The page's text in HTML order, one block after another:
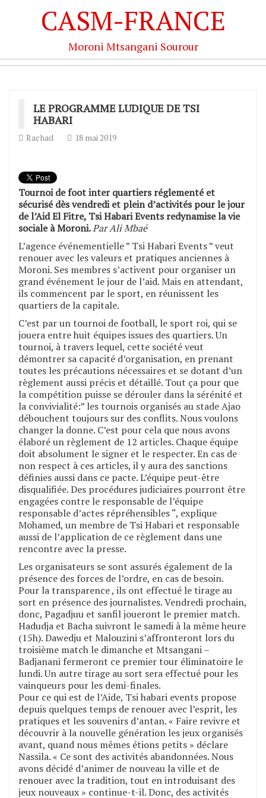
CASM-FRANCE
Moroni Mtsangani Sourour
LE PROGRAMME LUDIQUE DE TSI
HABARI
Rachad 18 mai 2019
Tournoi de foot inter quartiers réglementé et
sécurisé dès vendredi et plein d’activités pour le jour
de l’Aid El Fitre, Tsi Habari Events redynamise la vie
sociale à Moroni.Par Ali Mbaé
L’agence événementielle ” Tsi Habari Events ” veut
renouer avec les valeurs et pratiques anciennes à
Moroni. Ses membres s’activent pour organiser un
grand événement le jour de l’aid. Mais en attendant,
ils commencent par le sport, en réunissent les
quartiers de la capitale.
C’est par un tournoi de football, le sport roi, qui se
jouera entre huit équipes issues des quartiers. Un
tournoi, à travers lequel, cette société veut
démontrer sa capacité d’organisation, en prenant
toutes les précautions nécessaires et se dotant d’un
règlement aussi précis et détaillé. Tout ça pour que
la compétition puisse se dérouler dans la sérénité et
la convivialité:” les tournois organisés au stade Ajao
débouchent toujours sur des conflits. Nous voulons
changer la donne. C’est pour cela que nous avons
élaboré un règlement de 12 articles. Chaque équipe
doit absolument le signer et le respecter. En cas de
non respect à ces articles, il y aura des sanctions
définies aussi dans ce pacte. L’équipe peut-être
disqualifiée. Des procédures judiciaires pourront être
engagées contre le responsable de l’équipe
responsable d’actes répréhensibles “, explique
Mohamed, un membre de Tsi Habari et responsable
aussi de l’application de ce règlement dans une
rencontre avec la presse.
Les organisateurs se sont assurés également de la
présence des forces de l’ordre, en cas de besoin.
Pour la transparence , ils ont effectué le tirage au
sort en présence des journalistes. Vendredi prochain,
donc, Pagadjuu et sanfil joueront le premier match.
Hadudja et Bacha suivront le samedi à la même heure
(15h). Dawedju et Malouzini s’affronteront lors du
troisième match le dimanche et Mtsangani –
Badjanani fermeront ce premier tour éliminatoire le
lundi. Un autre tirage au sort sera effectué pour les
vainqueurs pour les demi-finales.
Pour ce qui est de l’Aide, Tsi habari events propose
depuis quelques temps de renouer avec l’esprit, les
pratiques et les souvenirs d’antan. « Faire revivre et
découvrir à la nouvelle génération les jeux organisés
avant, quand nous mêmes étions petits » déclare
Nassila. « Ce sont des activités abandonnées. Nous
avons décidé d’animer de nouveau la ville et de
renouer avec la tradition, tout en introduisant des
jeux nouveaux » continue-t-il. Donc, des activités